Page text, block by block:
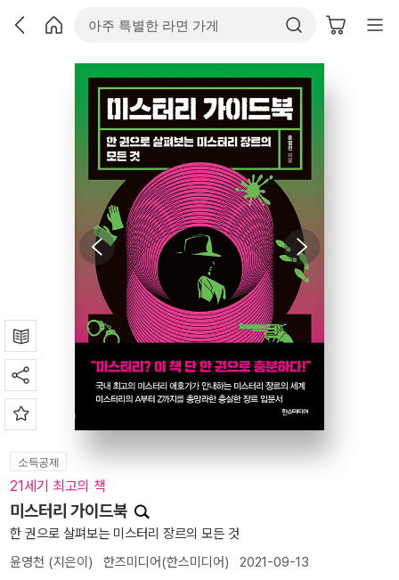
소득공제
21세기 최고의 책
미스터리 가이드북
한 권으로 살펴보는 미스터리 장르의 모든 것
윤영천 (지은이) 한즈미디어(한스미디어) 2021-09-13